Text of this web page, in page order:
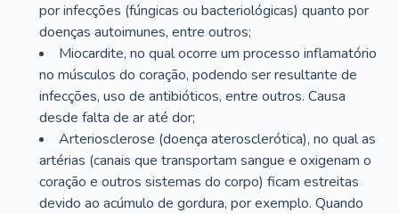
por infecções (fúngicas ou bacteriológicas) quanto por
doenças autoimunes, entre outros;
Miocardite, no qual ocorre um processo inflamatório
no músculos do coração, podendo ser resultante de
infecções, uso de antibióticos, entre outros. Causa
desde falta de ar até dor;
Arteriosclerose (doença aterosclerótica), no qual as
artérias (canais que transportam sangue e oxigenam o
coração e outros sistemas do corpo) ficam estreitas
devido ao acúmulo de gordura, por exemplo. Quando